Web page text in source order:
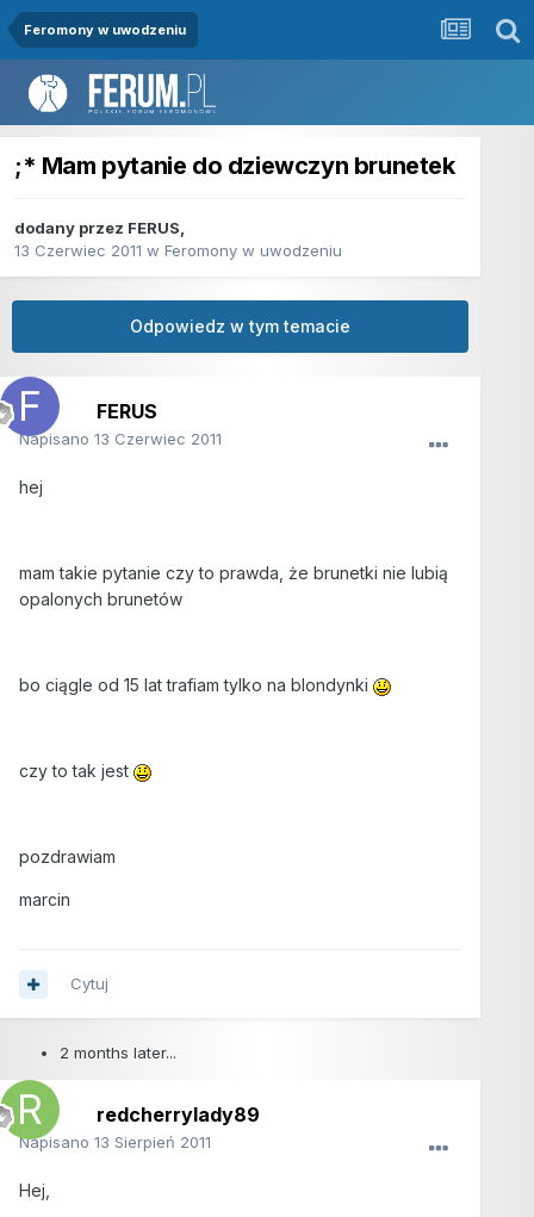
Feromony w uwodzeniu
;* Mam pytanie do dziewczyn brunetek
dodany przez FERUS,
13 Czerwiec 2011 w Feromony w uwodzeniu
Odpowiedz w tym temacie
FERUS
Napisano 13 Czerwiec 2011
hej
mam takie pytanie czy to prawda, że brunetki nie lubią
opalonych brunetów
bo ciągle od 15 lat trafiam tylko na blondynki
czy to tak jest
pozdrawiam
marcin
Cytuj
2 months later...
redcherrylady89
Napisano 13 Sierpień 2011
Hej,